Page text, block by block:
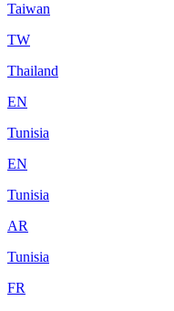
Taiwan
TW
Thailand
EN
Tunisia
EN
Tunisia
AR
Tunisia
FR